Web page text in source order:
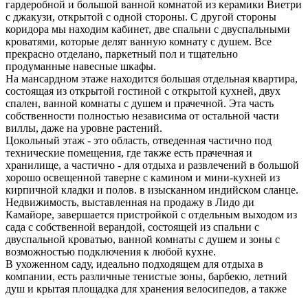
гардеробной и большой ванной комнатой из керамики Виетри
с джакузи, открытой с одной стороны. С другой стороны
коридора мы находим кабинет, две спальни с двуспальными
кроватями, которые делят ванную комнату с душем. Все
прекрасно отделано, паркетный пол и тщательно
продуманные навесные шкафы.
На мансардном этаже находится большая отдельная квартира,
состоящая из открытой гостиной с открытой кухней, двух
спален, ванной комнаты с душем и прачечной. Эта часть
собственности полностью независима от остальной части
виллы, даже на уровне растений.
Цокольный этаж - это область, отведенная частично под
технические помещения, где также есть прачечная и
хранилище, а частично - для отдыха и развлечений в большой
хорошо освещенной таверне с камином и мини-кухней из
кирпичной кладки и полов. в изысканном индийском сланце.
Недвижимость, выставленная на продажу в Лидо ди
Камайоре, завершается пристройкой с отдельным выходом из
сада с собственной верандой, состоящей из спальни с
двуспальной кроватью, ванной комнаты с душем и зоны с
возможностью подключения к любой кухне.
В ухоженном саду, идеально подходящем для отдыха в
компании, есть различные тенистые зоны, барбекю, летний
душ и крытая площадка для хранения велосипедов, а также